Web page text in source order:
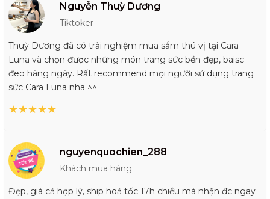
Nguyễn Thuỳ Dương
Tiktoker
Thuỳ Dương đã có trải nghiệm mua sắm thú vị tại Cara
Luna và chọn được những món trang sức bền đẹp, baisc
đeo hàng ngày. Rất recommend mọi người sử dụng trang
sức Cara Luna nha ^^
★★★★★
nguyenquochien_288
Khách mua hàng
Đẹp, giá cả hợp lý, ship hoả tốc 17h chiều mà nhận đc ngay